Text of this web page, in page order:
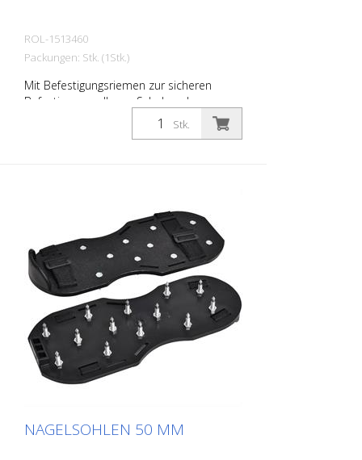
ROL-1513460
Packungen: Stk. (1Stk.)
Mit Befestigungsriemen zur sicheren
Befestigung an Ihrem Schuhwerk.
Stk.
NAGELSOHLEN 50 MM